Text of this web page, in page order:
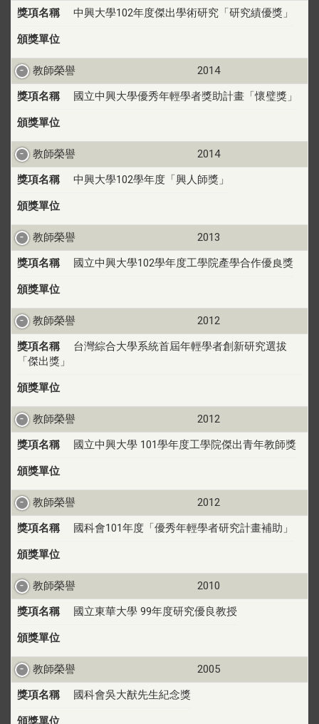
獎項名稱
中興大學102年度傑出學術研究「研究績優獎」
頒獎單位
教師榮譽
2014
獎項名稱
國立中興大學優秀年輕學者獎助計畫「懷璧獎」
頒獎單位
教師榮譽
2014
獎項名稱
中興大學102學年度「興人師獎」
頒獎單位
教師榮譽
2013
獎項名稱
國立中興大學102學年度工學院產學合作優良獎
頒獎單位
教師榮譽
2012
獎項名稱
台灣綜合大學系統首屆年輕學者創新研究選拔
「傑出獎」
頒獎單位
教師榮譽
2012
獎項名稱
國立中興大學 101學年度工學院傑出青年教師獎
頒獎單位
教師榮譽
2012
獎項名稱
國科會101年度「優秀年輕學者研究計畫補助」
頒獎單位
教師榮譽
2010
獎項名稱
國立東華大學 99年度研究優良教授
頒獎單位
教師榮譽
2005
獎項名稱
國科會吳大猷先生紀念獎
頒獎單位